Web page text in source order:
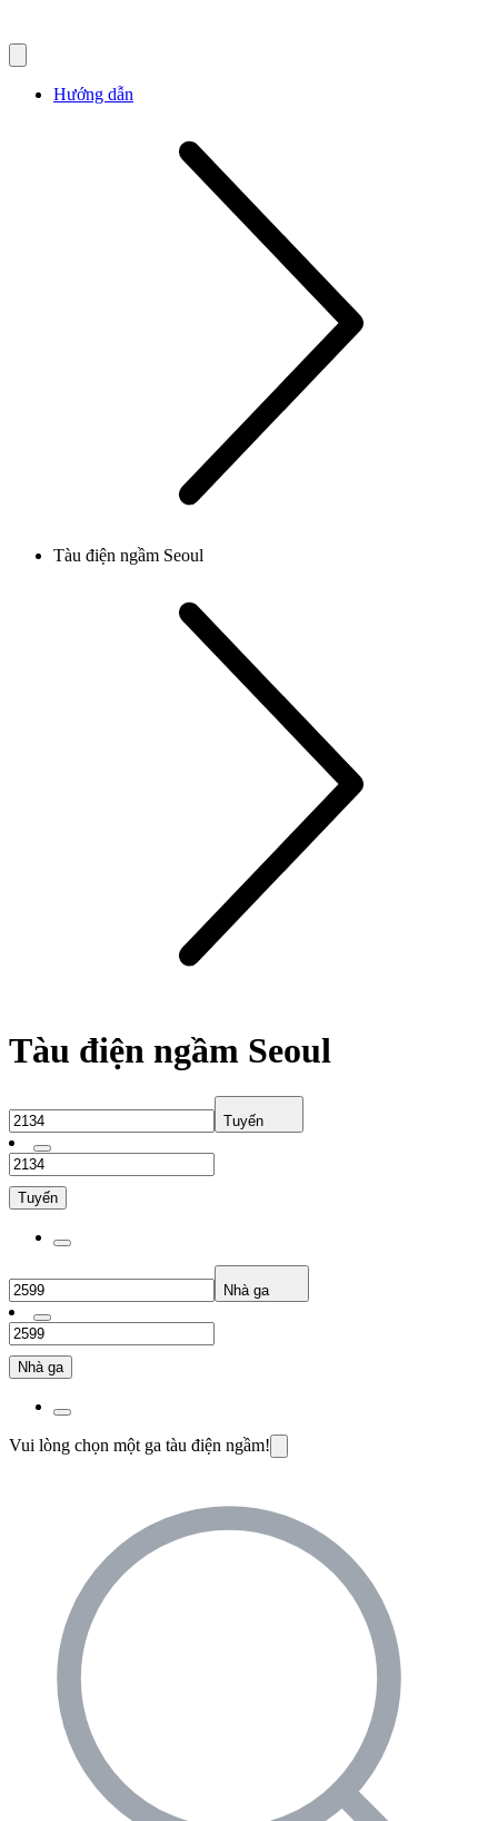
Hướng dẫn
Tàu điện ngầm Seoul
Tàu điện ngầm Seoul
Tuyến
Tuyến
Nhà ga
Nhà ga
Vui lòng chọn một ga tàu điện ngầm!